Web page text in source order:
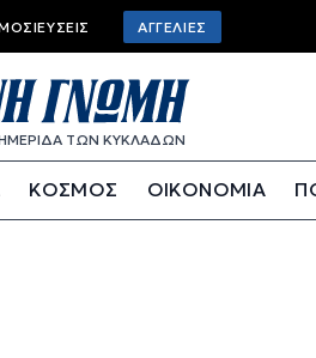
Top bar menuΑΓΓΕΛΊΕΣ
ΤΩΝ ΚΥΚΛΑΔΩΝ
ΚΟΣΜΟΣ ΟΙΚΟΝΟΜΙΑ